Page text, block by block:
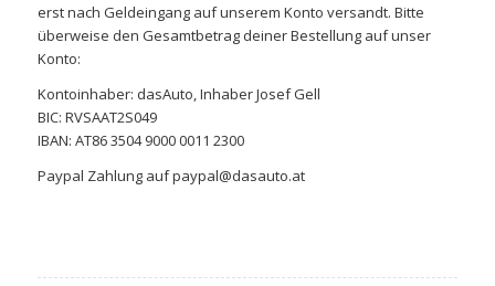
erst nach Geldeingang auf unserem Konto versandt. Bitte
überweise den Gesamtbetrag deiner Bestellung auf unser
Konto:
Kontoinhaber: dasAuto, Inhaber Josef Gell
BIC: RVSAAT2S049
IBAN: AT86 3504 9000 0011 2300
Paypal Zahlung auf paypal@dasauto.at